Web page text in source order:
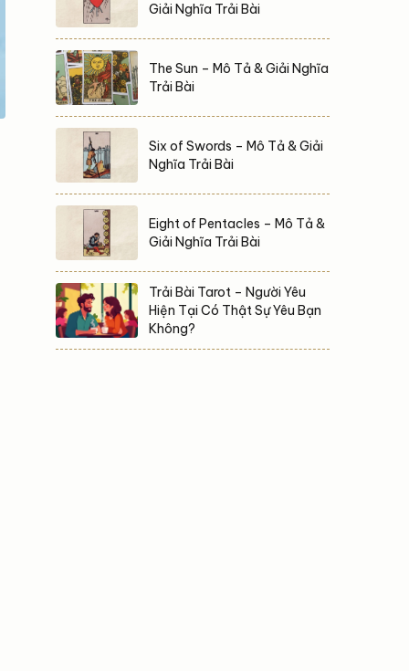
Giải Nghĩa Trải Bài
The Sun – Mô Tả & Giải Nghĩa
Trải Bài
Six of Swords – Mô Tả & Giải
Nghĩa Trải Bài
Eight of Pentacles – Mô Tả &
Giải Nghĩa Trải Bài
Trải Bài Tarot – Người Yêu
Hiện Tại Có Thật Sự Yêu Bạn
Không?